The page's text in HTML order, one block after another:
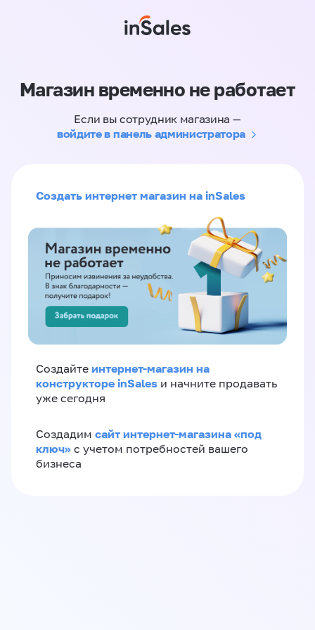
Магазин временно не работает
Если вы сотрудник магазина —
войдите в панель администратора
Создать интернет магазин на inSales
Создайте интернет-магазин на
конструкторе inSales и начните продавать
уже сегодня
Создадим сайт интернет-магазина «под
ключ» с учетом потребностей вашего
бизнеса